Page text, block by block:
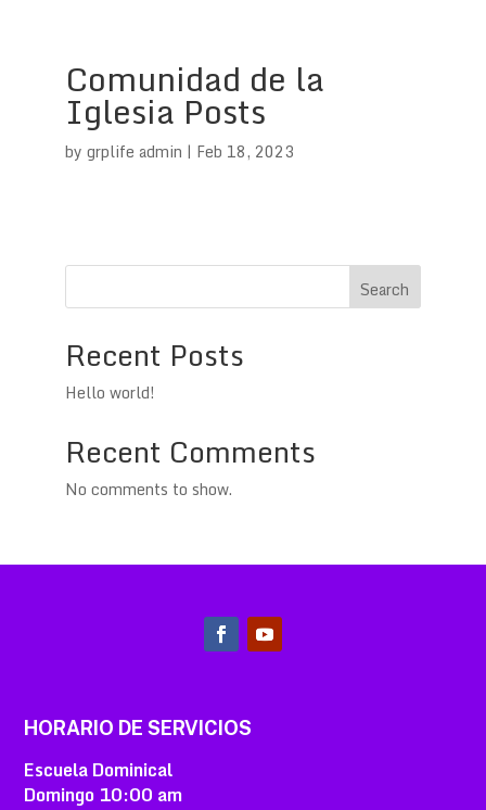
Comunidad de la
Iglesia Posts
by grplife admin | Feb 18, 2023
Search
Recent Posts
Hello world!
Recent Comments
No comments to show.
HORARIO DE SERVICIOS
Escuela Dominical
Domingo 10:00 am